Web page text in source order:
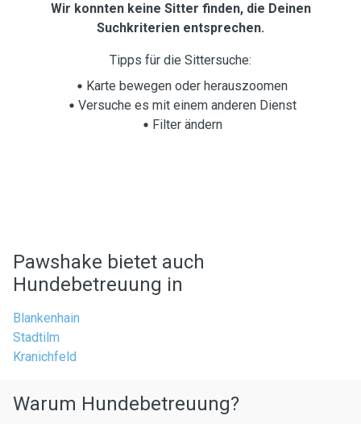
Wir konnten keine Sitter finden, die Deinen
Suchkriterien entsprechen.
Tipps für die Sittersuche:
Karte bewegen oder herauszoomen
Versuche es mit einem anderen Dienst
Filter ändern
Pawshake bietet auch
Hundebetreuung in
Blankenhain
Stadtilm
Kranichfeld
Warum Hundebetreuung?